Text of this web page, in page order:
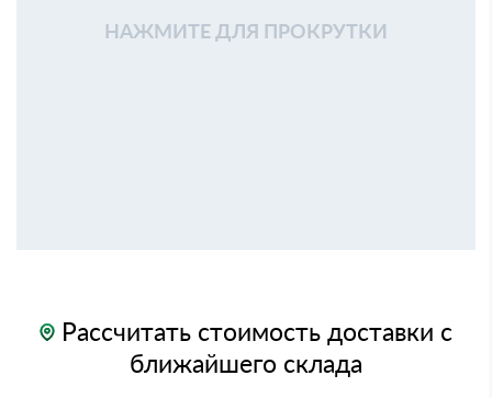
НАЖМИТЕ ДЛЯ ПРОКРУТКИ
Рассчитать стоимость доставки с
ближайшего склада